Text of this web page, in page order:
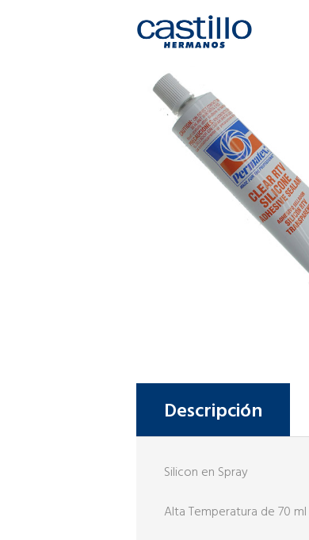
Descripción
Silicon en Spray
Alta Temperatura de 70